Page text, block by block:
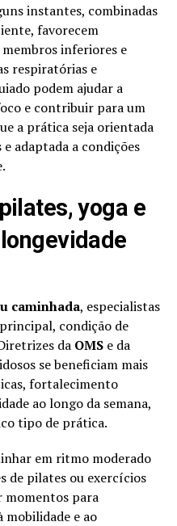
instantes, combinadas
favorecem
inferiores e
respiratórias e
podem ajudar a
e contribuir para um
a prática seja orientada
adaptada a condições
yoga e
caminhada, especialistas
condição de
da OMSe da
se beneficiam mais
fortalecimento
ao longo da semana,
tipo de prática.
em ritmo moderado
de pilates ou exercícios
momentos para
mobilidade e ao